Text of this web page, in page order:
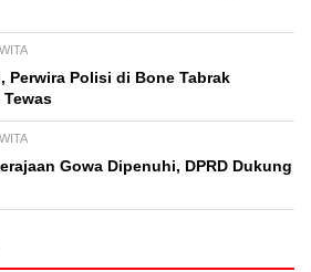
Perwira Polisi di Bone Tabrak
Gowa Dipenuhi, DPRD Dukung